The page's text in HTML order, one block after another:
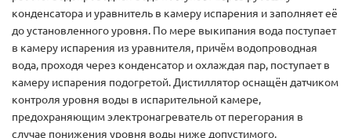
конденсатора и уравнитель в камеру испарения и заполняет её
до установленного уровня. По мере выкипания вода поступает
в камеру испарения из уравнителя, причём водопроводная
вода, проходя через конденсатор и охлаждая пар, поступает в
камеру испарения подогретой. Дистиллятор оснащён датчиком
контроля уровня воды в испарительной камере,
предохраняющим электронагреватель от перегорания в
случае понижения уровня воды ниже допустимого.